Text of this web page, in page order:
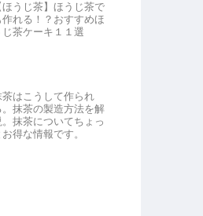
ほうじ茶】ほうじ茶で
作れる！？おすすめほ
じ茶ケーキ１１選
茶はこうして作られ
。抹茶の製造方法を解
。抹茶についてちょっ
お得な情報です。